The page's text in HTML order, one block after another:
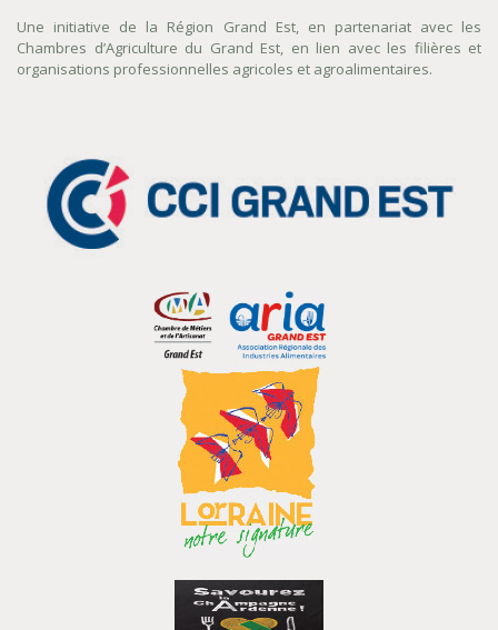
Une initiative de la Région Grand Est, en partenariat avec les
Chambres d’Agriculture du Grand Est, en lien avec les filières et
organisations professionnelles agricoles et agroalimentaires.